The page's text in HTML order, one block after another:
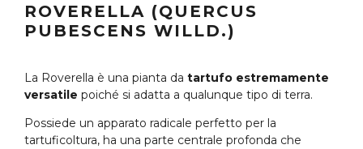
ROVERELLA (QUERCUS
PUBESCENS WILLD.)
La Roverella è una pianta da tartufo estremamente
versatile poiché si adatta a qualunque tipo di terra.
Possiede un apparato radicale perfetto per la
tartuficoltura, ha una parte centrale profonda che